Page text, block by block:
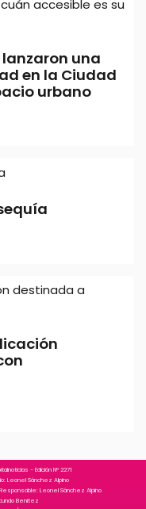
con
lanzaron una
en la Ciudad
urbano
- Edición N° 2271
Leonel Sánchez Alpino
Leonel Sánchez Alpino
Benitez